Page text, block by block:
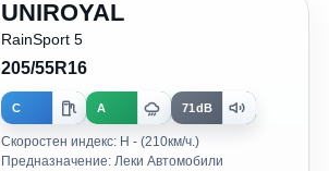
UNIROYAL
RainSport 5
205/55R16
C A 71dB
Скоростен индекс: H - (210км/ч.)
Предназначение: Леки Автомобили